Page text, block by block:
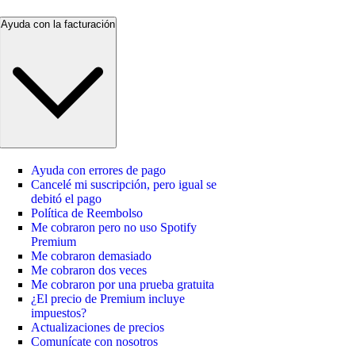
Ayuda con la facturación
Ayuda con errores de pago
Cancelé mi suscripción, pero igual se
debitó el pago
Política de Reembolso
Me cobraron pero no uso Spotify
Premium
Me cobraron demasiado
Me cobraron dos veces
Me cobraron por una prueba gratuita
¿El precio de Premium incluye
impuestos?
Actualizaciones de precios
Comunícate con nosotros